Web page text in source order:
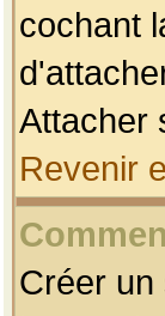
cochant
Attacher
Revenir
Créer